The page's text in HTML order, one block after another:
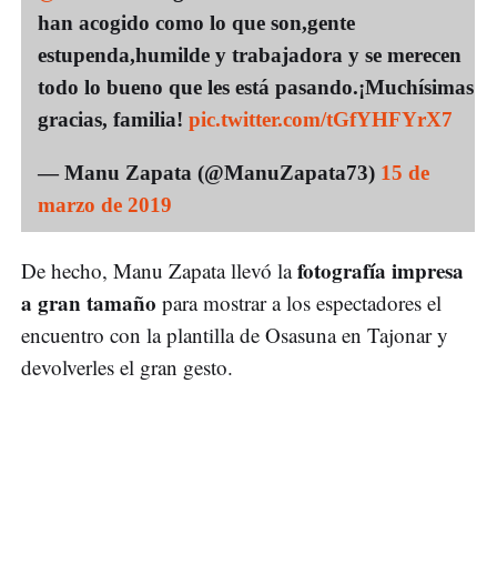
han acogido como lo que son,gente
estupenda,humilde y trabajadora y se merecen
todo lo bueno que les está pasando.¡Muchísimas
gracias, familia! pic.twitter.com/tGfYHFYrX7
— Manu Zapata (@ManuZapata73) 15 de
marzo de 2019
De hecho, Manu Zapata llevó lafotografía impresa
a gran tamaño para mostrar a los espectadores el
encuentro con la plantilla de Osasuna en Tajonar y
devolverles el gran gesto.